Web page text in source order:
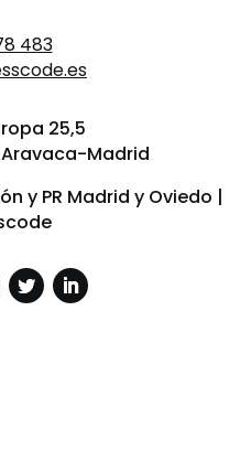
483
25,5
Aravaca-Madrid
y PR Madrid y Oviedo |